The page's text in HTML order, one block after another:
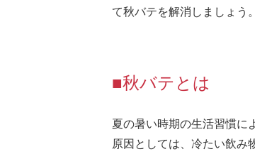
て秋バテを解消しましょう。
■秋バテとは
夏の暑い時期の生活習慣に
原因としては、冷たい飲み